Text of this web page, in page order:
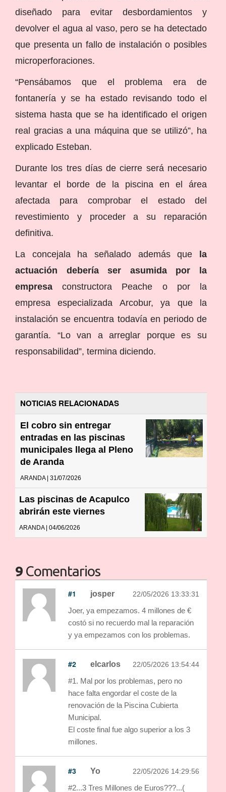
diseñado para evitar desbordamientos y
devolver el agua al vaso, pero se ha detectado
que presenta un fallo de instalación o posibles
microperforaciones.
“Pensábamos que el problema era de
fontanería y se ha estado revisando todo el
sistema hasta que se ha identificado el origen
real gracias a una máquina que se utilizó”, ha
explicado Esteban.
Durante los tres días de cierre será necesario
levantar el borde de la piscina en el área
afectada para comprobar el estado del
revestimiento y proceder a su reparación
definitiva.
La concejala ha señalado además que la
actuación debería ser asumida por la
empresa constructora Peache o por la
empresa especializada Arcobur, ya que la
instalación se encuentra todavía en periodo de
garantía. “Lo van a arreglar porque es su
responsabilidad”, termina diciendo.
NOTICIAS RELACIONADAS
El cobro sin entregar
entradas en las piscinas
municipales llega al Pleno
de Aranda
ARANDA | 31/07/2026
Las piscinas de Acapulco
abrirán este viernes
ARANDA | 04/06/2026
9 Comentarios
#1 josper 22/05/2026 13:33:31
Joer, ya empezamos. 4 millones de €
costó si no recuerdo mal la reparación
y ya empezamos con los problemas.
#2 elcarlos 22/05/2026 13:54:44
#1. Mal por los problemas, pero no
hace falta engordar el coste de la
renovación de la Piscina Cubierta
Municipal.
El coste final fue algo superior a los 3
millones.
#3 Yo 22/05/2026 14:29:56
#2...3 Tres Millones de Euros???...(